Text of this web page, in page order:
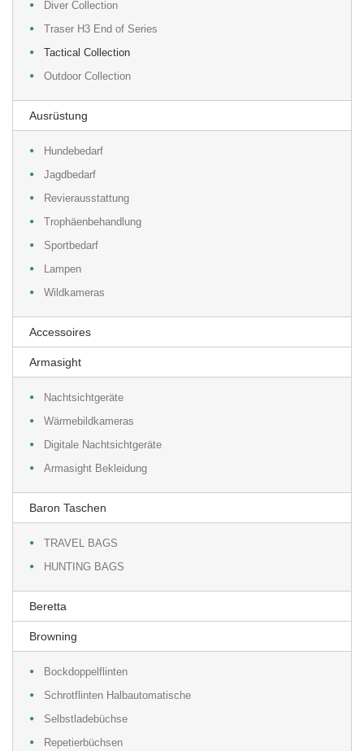
Diver Collection
Traser H3 End of Series
Tactical Collection
Outdoor Collection
Ausrüstung
Hundebedarf
Jagdbedarf
Revierausstattung
Trophäenbehandlung
Sportbedarf
Lampen
Wildkameras
Accessoires
Armasight
Nachtsichtgeräte
Wärmebildkameras
Digitale Nachtsichtgeräte
Armasight Bekleidung
Baron Taschen
TRAVEL BAGS
HUNTING BAGS
Beretta
Browning
Bockdoppelflinten
Schrotflinten Halbautomatische
Selbstladebüchse
Repetierbüchsen